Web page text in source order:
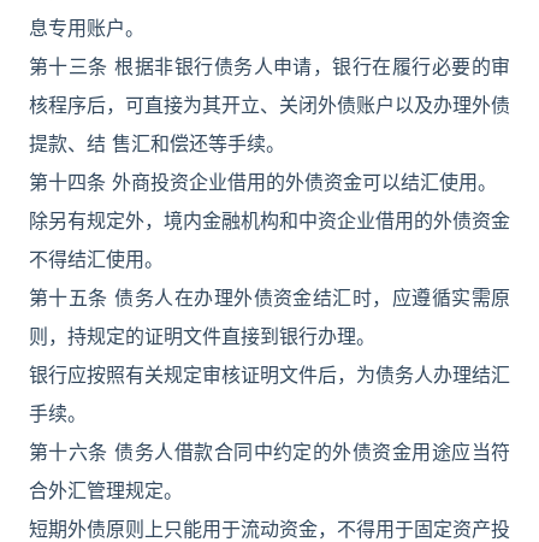
息专用账户。
第十三条 根据非银行债务人申请，银行在履行必要的审
核程序后，可直接为其开立、关闭外债账户以及办理外债
提款、结 售汇和偿还等手续。
第十四条 外商投资企业借用的外债资金可以结汇使用。
除另有规定外，境内金融机构和中资企业借用的外债资金
不得结汇使用。
第十五条 债务人在办理外债资金结汇时，应遵循实需原
则，持规定的证明文件直接到银行办理。
银行应按照有关规定审核证明文件后，为债务人办理结汇
手续。
第十六条 债务人借款合同中约定的外债资金用途应当符
合外汇管理规定。
短期外债原则上只能用于流动资金，不得用于固定资产投